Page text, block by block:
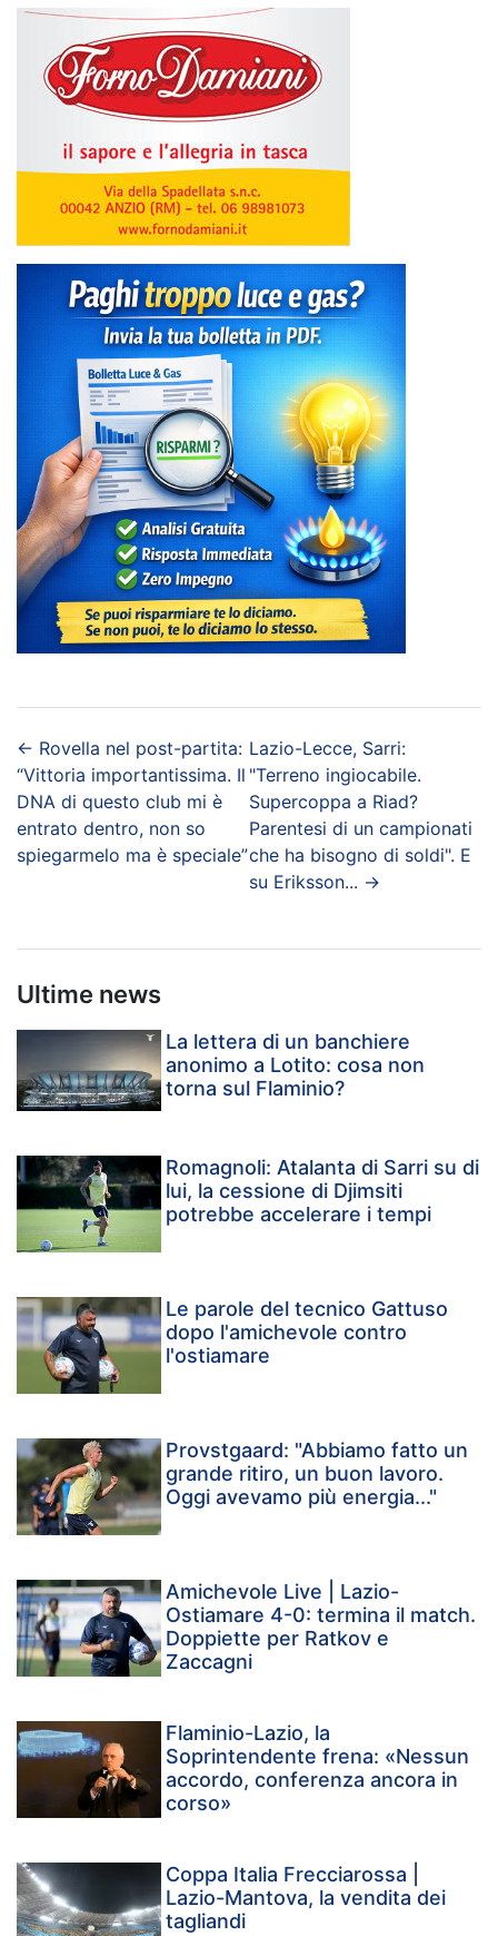
← Rovella nel post-partita:
“Vittoria importantissima. Il
DNA di questo club mi è
entrato dentro, non so
spiegarmelo ma è speciale”
Lazio-Lecce, Sarri:
"Terreno ingiocabile.
Supercoppa a Riad?
Parentesi di un campionati
che ha bisogno di soldi". E
su Eriksson... →
Ultime news
La lettera di un banchiere
anonimo a Lotito: cosa non
torna sul Flaminio?
Romagnoli: Atalanta di Sarri su di
lui, la cessione di Djimsiti
potrebbe accelerare i tempi
Le parole del tecnico Gattuso
dopo l'amichevole contro
l'ostiamare
Provstgaard: "Abbiamo fatto un
grande ritiro, un buon lavoro.
Oggi avevamo più energia..."
Amichevole Live | Lazio-
Ostiamare 4-0: termina il match.
Doppiette per Ratkov e
Zaccagni
Flaminio-Lazio, la
Soprintendente frena: «Nessun
accordo, conferenza ancora in
corso»
Coppa Italia Frecciarossa |
Lazio-Mantova, la vendita dei
tagliandi